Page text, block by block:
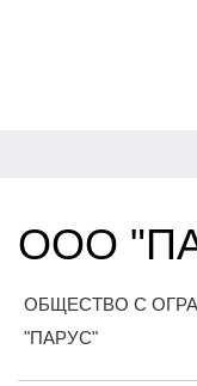
ООО
ОБЩЕСТВО С
"ПАРУС"